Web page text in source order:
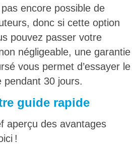
encore possible de
donc si cette option
pouvez passer votre
négligeable, une garantie
vous permet d’essayer le
pendant 30 jours.
guide rapide
aperçu des avantages
!